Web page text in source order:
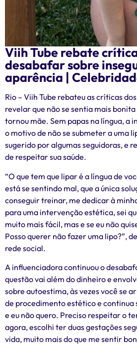
Viih Tube rebate
desabafar sobre
aparência |
Rio – Viih Tube rebateu as críticas
revelar que não se sentia mais bonita
tornou mãe. Sem papas na língua, a
o motivo de não se submeter a uma
sugerido por algumas seguidoras, e
de respeitar sua saúde.
“O que tem que lipar é a língua de
está se sentindo mal, que a única
conseguir treinar, me dedicar à
para uma intervenção estética, sei
muito mais fácil, mas e se eu não
Posso querer não fazer uma lipo?”,
rede social.
A influenciadora continuou o
questão vai além do dinheiro e
sobre autoestima, às vezes você se
de procedimento estético e continua
e eu não quero. Preciso respeitar o
agora, escolhi ter duas gestações
vida, muito mais do que me sentir